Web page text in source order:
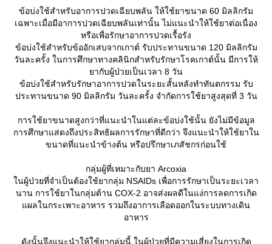
ข้อบ่งใช้สำหรับอาการปวดเฉียบพลัน ให้ใช้ยาขนาด 60 มิลลิกรัม
เฉพาะเมื่อมีอาการปวดเฉียบพลันเท่านั้น ไม่แนะนำให้ใช้ยาต่อเนื่อง
หรือเพื่อรักษาอาการปวดเรื้อรัง
ข้อบ่งใช้สำหรับข้ออักเสบจากเกาต์ รับประทานขนาด 120 มิลลิกรัม
วันละครั้ง ในการศึกษาทางคลินิกสำหรับรักษาโรคเกาต์นั้น มีการให้
ากับผู้ป่วยเป็นเวลา 8 วัน
ข้อบ่งใช้สำหรับรักษาอาการปวดในระยะสั้นหลังทำทันตกรรม รับ
ประทานขนาด 90 มิลลิกรัม วันละครั้ง จำกัดการใช้ยาสูงสุดที่ 3 วัน
การใช้ยาขนาดสูงกว่าที่แนะนำในแต่ละข้อบ่งใช้นั้น ยังไม่มีข้อมูล
การศึกษาแสดงถึงประสิทธิผลการรักษาที่ดีกว่า จึงแนะนำให้ใช้ยาใน
ขนาดที่แนะนำข้างต้น หรือปรึกษาเภสัชกรก่อนใช้
กลุ่มผู้ที่เหมาะกับยา Arcoxia
นผู้ป่วยที่จำเป็นต้องใช้ยากลุ่ม NSAIDs เพื่อการรักษาเป็นระยะเวลา
นาน การใช้ยาในกลุ่มต้าน COX-2 อาจส่งผลดีในแง่การลดการเกิด
ผลในกระเพาะอาหาร รวมถึงอาการเลือดออกในระบบทางเดิน
อาหาร
ดังนั้นจึงแนะนำให้ใช้ยากลุ่มนี้ ในผู้ป่วยที่มีความเสี่ยงในการเกิด